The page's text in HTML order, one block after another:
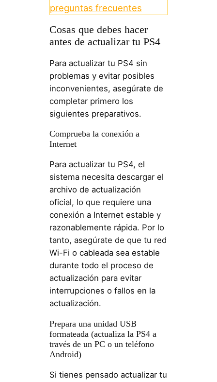
preguntas frecuentes
Cosas que debes hacer
antes de actualizar tu PS4
Para actualizar tu PS4 sin
problemas y evitar posibles
inconvenientes, asegúrate de
completar primero los
siguientes preparativos.
Comprueba la conexión a
Internet
Para actualizar tu PS4, el
sistema necesita descargar el
archivo de actualización
oficial, lo que requiere una
conexión a Internet estable y
razonablemente rápida. Por lo
tanto, asegúrate de que tu red
Wi-Fi o cableada sea estable
durante todo el proceso de
actualización para evitar
interrupciones o fallos en la
actualización.
Prepara una unidad USB
formateada (actualiza la PS4 a
través de un PC o un teléfono
Android)
Si tienes pensado actualizar tu